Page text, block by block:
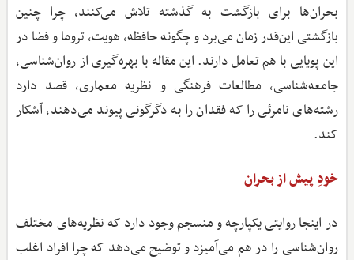
بحران‌ها برای بازگشت به گذشته تلاش می‌کنند، چرا چنین
بازگشتی این‌قدر زمان می‌برد و چگونه حافظه، هویت، تروما و فضا در
این پویایی با هم تعامل دارند. این مقاله با بهره‌گیری از روان‌شناسی،
جامعه‌شناسی، مطالعات فرهنگی و نظریه معماری، قصد دارد
رشته‌های نامرئی را که فقدان را به دگرگونی پیوند می‌دهند، آشکار
کند.
خودِ پیش از بحران
در اینجا روایتی یکپارچه و منسجم وجود دارد که نظریه‌های مختلف
روان‌شناسی را در هم می‌آمیزد و توضیح می‌دهد که چرا افراد اغلب